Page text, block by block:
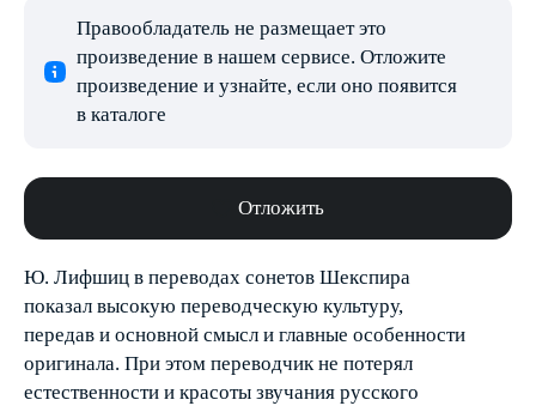
Правообладатель не размещает это
произведение в нашем сервисе. Отложите
произведение и узнайте, если оно появится
в каталоге
Отложить
Ю. Лифшиц в переводах сонетов Шекспира
показал высокую переводческую культуру,
передав и основной смысл и главные особенности
оригинала. При этом переводчик не потерял
естественности и красоты звучания русского